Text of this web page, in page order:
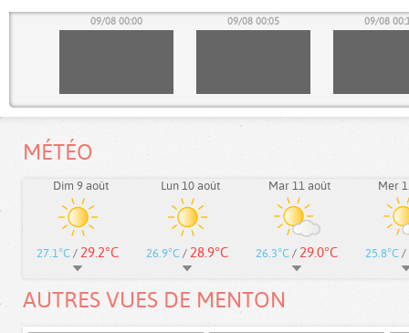
09/08 00:00 09/08 00:05 09/08
MÉTÉO
Dim 9 août
27.1°C / 29.2°C
Lun 10 août
26.9°C / 28.9°C
Mar 11 août
26.3°C / 29.0°C
Mer
25.8°C /
AUTRES VUES DE MENTON